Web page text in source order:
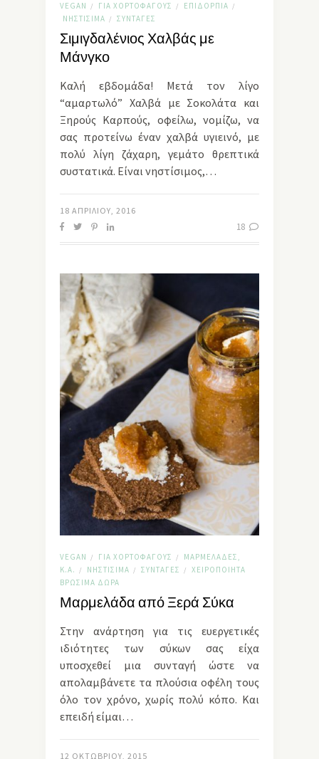
VEGAN / ΓΙΑ ΧΟΡΤΟΦΆΓΟΥΣ / ΕΠΙΔΌΡΠΙΑ /
ΝΗΣΤΊΣΙΜΑ / ΣΥΝΤΑΓΈΣ
Σιμιγδαλένιος Χαλβάς με
Μάνγκο
Καλή εβδομάδα! Μετά τον λίγο
“αμαρτωλό” Χαλβά με Σοκολάτα και
Ξηρούς Καρπούς, οφείλω, νομίζω, να
σας προτείνω έναν χαλβά υγιεινό, με
πολύ λίγη ζάχαρη, γεμάτο θρεπτικά
συστατικά. Είναι νηστίσιμος,…
18 ΑΠΡΙΛΊΟΥ, 2016
18
VEGAN / ΓΙΑ ΧΟΡΤΟΦΆΓΟΥΣ /
ΜΑΡΜΕΛΆΔΕΣ,
Κ.Α.
/ ΝΗΣΤΊΣΙΜΑ / ΣΥΝΤΑΓΈΣ /
ΧΕΙΡΟΠΟΊΗΤΑ
ΒΡΏΣΙΜΑ ΔΏΡΑ
Μαρμελάδα από Ξερά Σύκα
Στην ανάρτηση για τις ευεργετικές
ιδιότητες των σύκων σας είχα
υποσχεθεί μια συνταγή ώστε να
απολαμβάνετε τα πλούσια οφέλη τους
όλο τον χρόνο, χωρίς πολύ κόπο. Και
επειδή είμαι…
12 ΟΚΤΩΒΡΊΟΥ, 2015